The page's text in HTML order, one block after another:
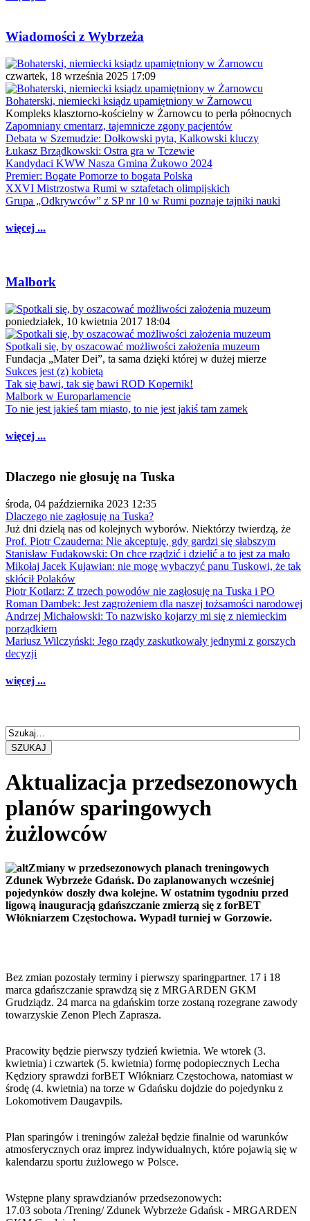
Wiadomości z Wybrzeża
czwartek, 18 września 2025 17:09
Bohaterski, niemiecki ksiądz upamiętniony w Żarnowcu
Kompleks klasztorno-kościelny w Żarnowcu to perła północnych
Zapomniany cmentarz, tajemnicze zgony pacjentów
Debata w Szemudzie: Dołkowski pyta, Kalkowski kluczy
Łukasz Brządkowski: Ostra gra w Tczewie
Kandydaci KWW Nasza Gmina Żukowo 2024
Premier: Bogate Pomorze to bogata Polska
XXVI Mistrzostwa Rumi w sztafetach olimpijskich
Grupa „Odkrywców” z SP nr 10 w Rumi poznaje tajniki nauki
więcej ...
Malbork
poniedziałek, 10 kwietnia 2017 18:04
Spotkali się, by oszacować możliwości założenia muzeum
Fundacja „Mater Dei”, ta sama dzięki której w dużej mierze
Sukces jest (z) kobietą
Tak się bawi, tak się bawi ROD Kopernik!
Malbork w Europarlamencie
To nie jest jakieś tam miasto, to nie jest jakiś tam zamek
więcej ...
Dlaczego nie głosuję na Tuska
środa, 04 października 2023 12:35
Dlaczego nie zagłosuję na Tuska?
Już dni dzielą nas od kolejnych wyborów. Niektórzy twierdzą, że
Prof. Piotr Czauderna: Nie akceptuję, gdy gardzi się słabszym
Stanisław Fudakowski: On chce rządzić i dzielić a to jest za mało
Mikołaj Jacek Kujawian: nie mogę wybaczyć panu Tuskowi, że tak
skłócił Polaków
Piotr Kotlarz: Z trzech powodów nie zagłosuję na Tuska i PO
Roman Dambek: Jest zagrożeniem dla naszej tożsamości narodowej
Andrzej Michałowski: To nazwisko kojarzy mi się z niemieckim
porządkiem
Mariusz Wilczyński: Jego rządy zaskutkowały jednymi z gorszych
decyzji
więcej ...
SZUKAJ
Aktualizacja przedsezonowych
planów sparingowych
żużlowców
Zmiany w przedsezonowych planach treningowych
Zdunek Wybrzeże Gdańsk. Do zaplanowanych wcześniej
pojedynków doszły dwa kolejne. W ostatnim tygodniu przed
ligową inauguracją gdańszczanie zmierzą się z forBET
Włókniarzem Częstochowa. Wypadł turniej w Gorzowie.
Bez zmian pozostały terminy i pierwszy sparingpartner. 17 i 18
marca gdańszczanie sprawdzą się z MRGARDEN GKM
Grudziądz. 24 marca na gdańskim torze zostaną rozegrane zawody
towarzyskie Zenon Plech Zaprasza.
Pracowity będzie pierwszy tydzień kwietnia. We wtorek (3.
kwietnia) i czwartek (5. kwietnia) formę podopiecznych Lecha
Kędziory sprawdzi forBET Włókniarz Częstochowa, natomiast w
środę (4. kwietnia) na torze w Gdańsku dojdzie do pojedynku z
Lokomotivem Daugavpils.
Plan sparingów i treningów zależał będzie finalnie od warunków
atmosferycznych oraz imprez indywidualnych, które pojawią się w
kalendarzu sportu żużlowego w Polsce.
Wstępne plany sprawdzianów przedsezonowych:
17.03 sobota /Trening/ Zdunek Wybrzeże Gdańsk - MRGARDEN